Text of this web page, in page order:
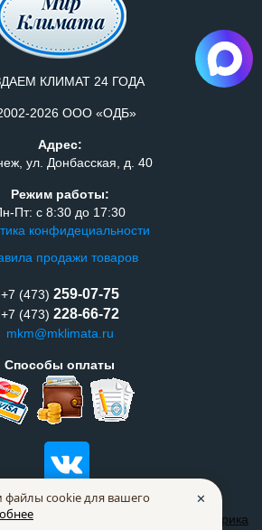
КЛИМАТ 24 ГОДА
2026 ООО «ОДБ»
Адрес:
ул. Донбасская, д. 40
Режим работы:
Пт: с 8:30 до 17:30
конфидециальности
продажи товаров
+7 (473) 259-07-75
+7 (473) 228-66-72
mkm@mklimata.ru
Способы оплаты
cookie для вашего
✕